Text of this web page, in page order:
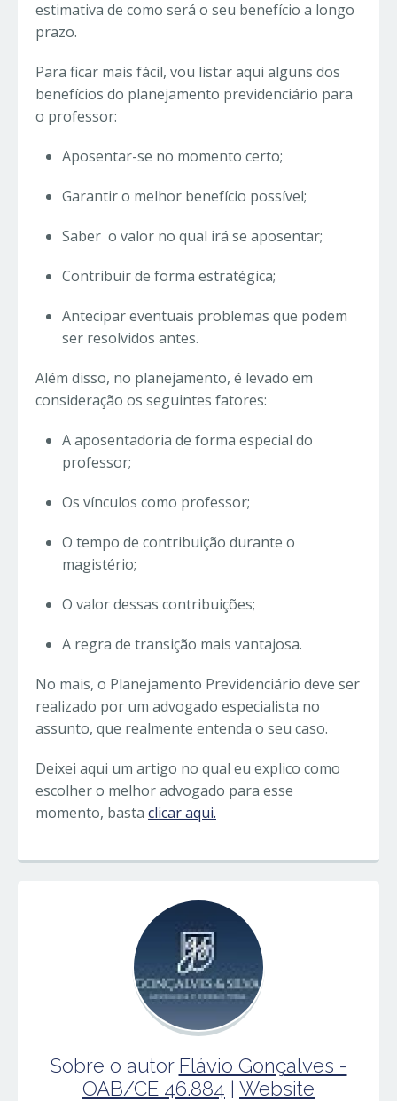
estimativa de como será o seu benefício a longo
prazo.
Para ficar mais fácil, vou listar aqui alguns dos
benefícios do planejamento previdenciário para
o professor:
Aposentar-se no momento certo;
Garantir o melhor benefício possível;
Saber o valor no qual irá se aposentar;
Contribuir de forma estratégica;
Antecipar eventuais problemas que podem
ser resolvidos antes.
Além disso, no planejamento, é levado em
consideração os seguintes fatores:
A aposentadoria de forma especial do
professor;
Os vínculos como professor;
O tempo de contribuição durante o
magistério;
O valor dessas contribuições;
A regra de transição mais vantajosa.
No mais, o Planejamento Previdenciário deve ser
realizado por um advogado especialista no
assunto, que realmente entenda o seu caso.
Deixei aqui um artigo no qual eu explico como
escolher o melhor advogado para esse
momento, basta clicar aqui.
Sobre o autor Flávio Gonçalves -
OAB/CE 46.884 | Website